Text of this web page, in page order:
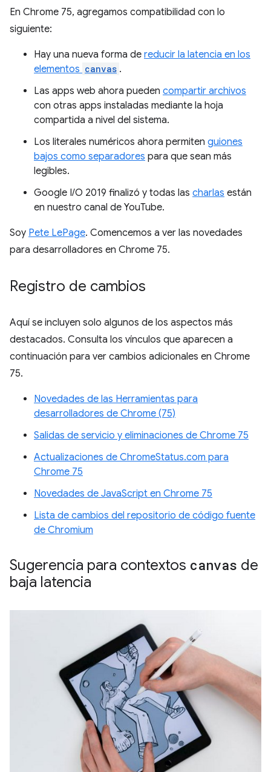
En Chrome 75, agregamos compatibilidad con lo
siguiente:
Hay una nueva forma de reducir la latencia en los
elementos canvas .
Las apps web ahora pueden compartir archivos
con otras apps instaladas mediante la hoja
compartida a nivel del sistema.
Los literales numéricos ahora permiten guiones
bajos como separadores para que sean más
legibles.
Google I/O 2019 finalizó y todas las charlas están
en nuestro canal de YouTube.
Soy Pete LePage. Comencemos a ver las novedades
para desarrolladores en Chrome 75.
Registro de cambios
Aquí se incluyen solo algunos de los aspectos más
destacados. Consulta los vínculos que aparecen a
continuación para ver cambios adicionales en Chrome
75.
Novedades de las Herramientas para
desarrolladores de Chrome (75)
Salidas de servicio y eliminaciones de Chrome 75
Actualizaciones de ChromeStatus.com para
Chrome 75
Novedades de JavaScript en Chrome 75
Lista de cambios del repositorio de código fuente
de Chromium
Sugerencia para contextos canvas de
baja latencia